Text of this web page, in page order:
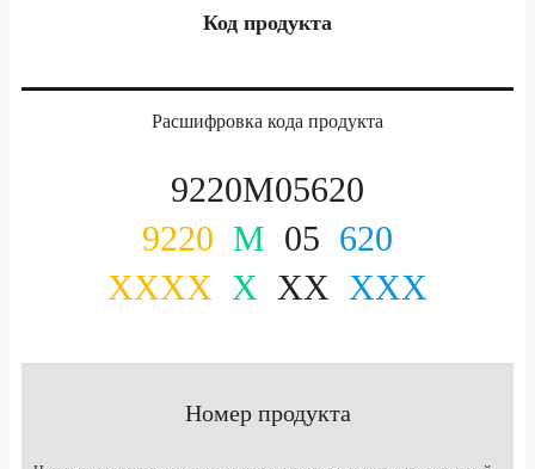
Код продукта
Расшифровка кода продукта
9220M05620
9220 M 05 620
XXXX X XX XXX
Номер продукта